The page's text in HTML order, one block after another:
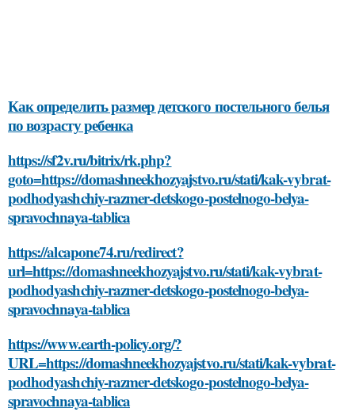
Как определить размер детского постельного белья
по возрасту ребенка
https://sf2v.ru/bitrix/rk.php?
goto=https://domashneekhozyajstvo.ru/stati/kak-vybrat-
podhodyashchiy-razmer-detskogo-postelnogo-belya-
spravochnaya-tablica
https://alcapone74.ru/redirect?
url=https://domashneekhozyajstvo.ru/stati/kak-vybrat-
podhodyashchiy-razmer-detskogo-postelnogo-belya-
spravochnaya-tablica
https://www.earth-policy.org/?
URL=https://domashneekhozyajstvo.ru/stati/kak-vybrat-
podhodyashchiy-razmer-detskogo-postelnogo-belya-
spravochnaya-tablica